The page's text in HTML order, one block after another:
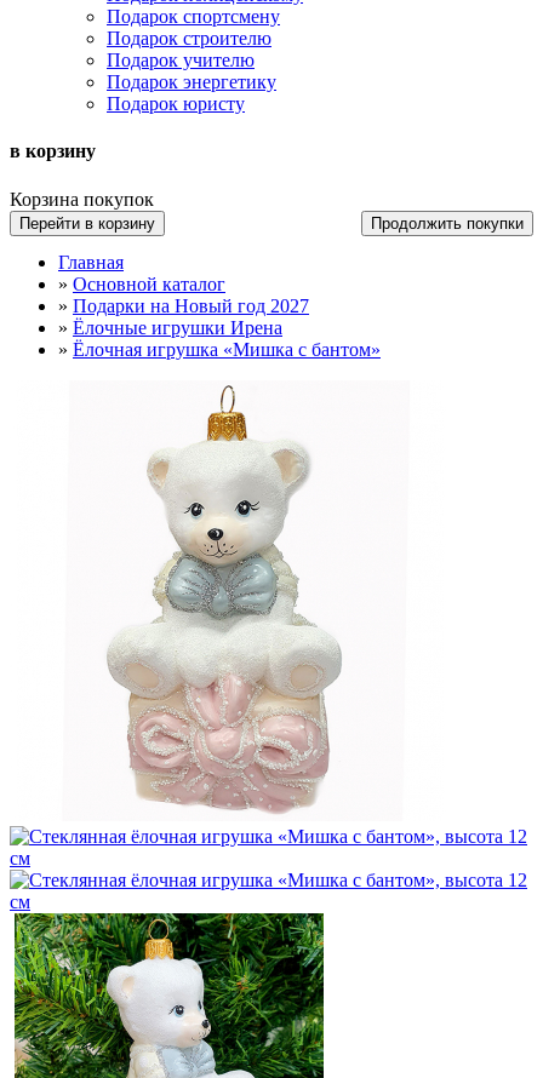
Подарок спортсмену
Подарок строителю
Подарок учителю
Подарок энергетику
Подарок юристу
в корзину
Корзина покупок
Перейти в корзину Продолжить покупки
Главная
» Основной каталог
» Подарки на Новый год 2027
» Ёлочные игрушки Ирена
» Ёлочная игрушка «Мишка с бантом»